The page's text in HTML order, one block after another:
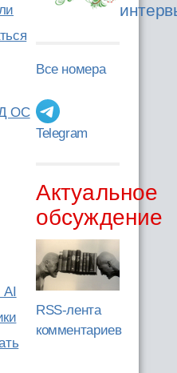
ОС
AI
Все номера
Telegram
Актуальное
обсуждение
RSS-лента
комментариев